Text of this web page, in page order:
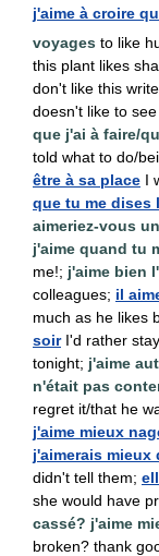
j'aime à croire
voyages to like
this plant likes
don't like this
doesn't like to
que j'ai à faire/
told what to do/
être à sa place I
que tu me dises
aimeriez-vous
j'aime quand tu
me!; j'aime bien
colleagues; il
much as he likes
soirI'd rather
tonight; j'aime
n'était pas
regret it/that he
j'aime mieux
j'aimerais mieux
didn't tell them;
she would have
cassé? j'aime
broken? thank